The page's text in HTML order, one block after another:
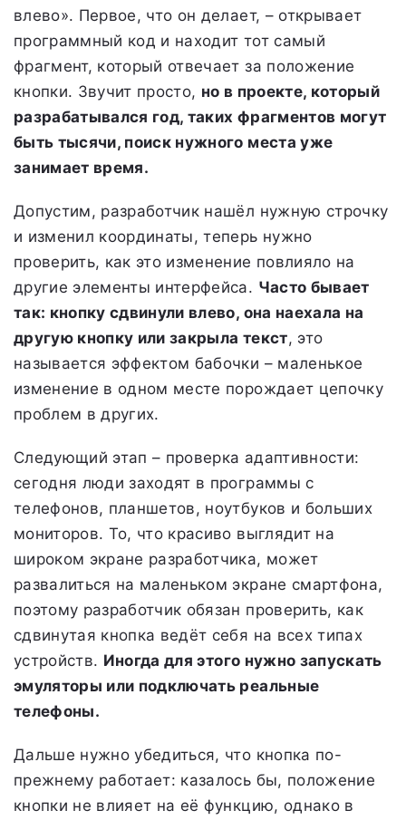
влево». Первое, что он делает, – открывает
программный код и находит тот самый
фрагмент, который отвечает за положение
кнопки. Звучит просто, но в проекте, который
разрабатывался год, таких фрагментов могут
быть тысячи, поиск нужного места уже
занимает время.
Допустим, разработчик нашёл нужную строчку
и изменил координаты, теперь нужно
проверить, как это изменение повлияло на
другие элементы интерфейса. Часто бывает
так: кнопку сдвинули влево, она наехала на
другую кнопку или закрыла текст, это
называется эффектом бабочки – маленькое
изменение в одном месте порождает цепочку
проблем в других.
Следующий этап – проверка адаптивности:
сегодня люди заходят в программы с
телефонов, планшетов, ноутбуков и больших
мониторов. То, что красиво выглядит на
широком экране разработчика, может
развалиться на маленьком экране смартфона,
поэтому разработчик обязан проверить, как
сдвинутая кнопка ведёт себя на всех типах
устройств. Иногда для этого нужно запускать
эмуляторы или подключать реальные
телефоны.
Дальше нужно убедиться, что кнопка по-
прежнему работает: казалось бы, положение
кнопки не влияет на её функцию, однако в